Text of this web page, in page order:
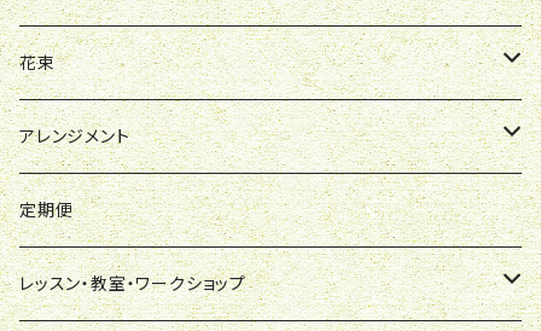
モダンスタイル
デザイナーおまかせ
ご葬儀生花洋花仕立て
花束
アレンジメント
鉢物
デザイナーオリジナル商品
デザイナーズオーダーメード
デザイナーズオリジナル
オールラウンド[フローリストおまかせ]
おまかせ
ブーケ風（オールラウンド）
本数指定
ステンディングブーケ
その他・おまかせ
観葉植物
蘭系
その他
その他
カクテル・お色直し
アーティフィシャル（造花）
薔薇の花束
百合の花束
プロポーズブーケ
アーティフィシャルフラワー
慶事用
弔事用
デザイナーズブランド【me-mi-you】
ドライフラワーアレンジ
慶事用
弔事用
プリザーブドブーケ
慶事用
弔事用
ドライフラワーブーケ
アーティフィシャルフラワー
胡蝶蘭
大輪系
ミディ（中輪・ミニ系）
その他
観葉植物
御祝・開店・竣工・創業など
インテリア（中鉢系・ミニ観葉・多肉）
花鉢
母の日GIF
その他の花鉢
花束
御祝
お悔み
その他
アレンジメント
御祝
お悔み
定期便
レッスン・教室・ワークショップ